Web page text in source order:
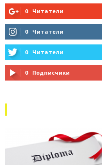
0 Читатели
0 Читатели
0 Читатели
0 Подписчики